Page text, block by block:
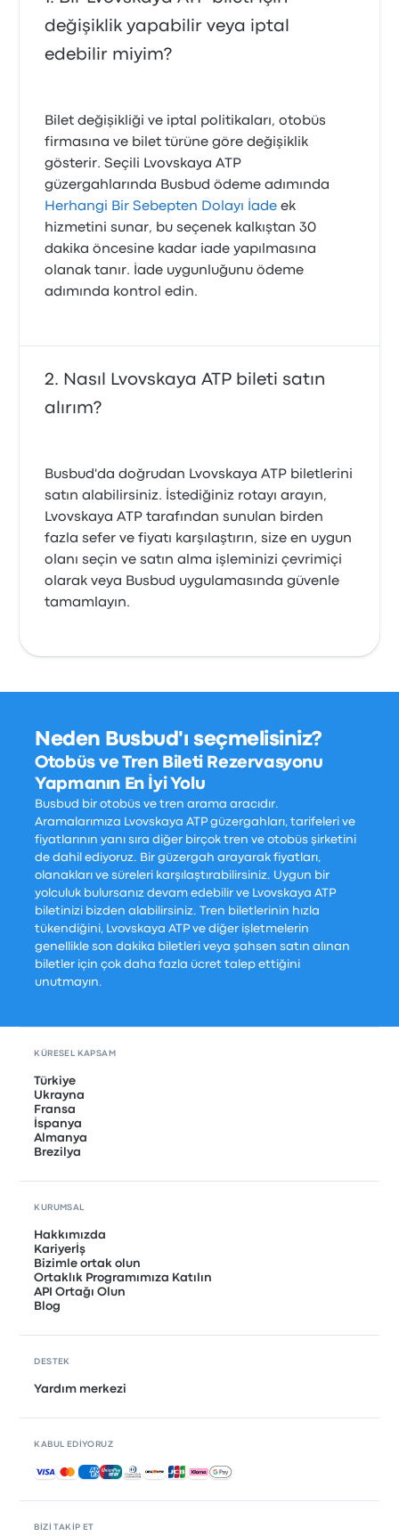
değişiklik yapabilir veya iptal
edebilir miyim?
Bilet değişikliği ve iptal politikaları, otobüs
firmasına ve bilet türüne göre değişiklik
gösterir. Seçili Lvovskaya ATP
güzergahlarında Busbud ödeme adımında
Herhangi Bir Sebepten Dolayı İade ek
hizmetini sunar, bu seçenek kalkıştan 30
dakika öncesine kadar iade yapılmasına
olanak tanır. İade uygunluğunu ödeme
adımında kontrol edin.
Nasıl Lvovskaya ATP bileti satın
alırım?
Busbud'da doğrudan Lvovskaya ATP biletlerini
satın alabilirsiniz. İstediğiniz rotayı arayın,
Lvovskaya ATP tarafından sunulan birden
fazla sefer ve fiyatı karşılaştırın, size en uygun
olanı seçin ve satın alma işleminizi çevrimiçi
olarak veya Busbud uygulamasında güvenle
tamamlayın.
Neden Busbud'ı seçmelisiniz?
Otobüs ve Tren Bileti Rezervasyonu
Yapmanın En İyi Yolu
Busbud bir otobüs ve tren arama aracıdır.
Aramalarımıza Lvovskaya ATP güzergahları, tarifeleri ve
fiyatlarının yanı sıra diğer birçok tren ve otobüs şirketini
de dahil ediyoruz. Bir güzergah arayarak fiyatları,
olanakları ve süreleri karşılaştırabilirsiniz. Uygun bir
yolculuk bulursanız devam edebilir ve Lvovskaya ATP
biletinizi bizden alabilirsiniz. Tren biletlerinin hızla
tükendiğini, Lvovskaya ATP ve diğer işletmelerin
genellikle son dakika biletleri veya şahsen satın alınan
biletler için çok daha fazla ücret talep ettiğini
unutmayın.
BIZI TAKIP ET
KÜRESEL KAPSAM
Türkiye
Ukrayna
Fransa
İspanya
Almanya
Brezilya
KURUMSAL
Hakkımızda
Kariyerİş
Bizimle ortak olun
Ortaklık Programımıza Katılın
API Ortağı Olun
Blog
DESTEK
Yardım merkezi
KABUL EDIYORUZ
Kabul edilen ödemeler